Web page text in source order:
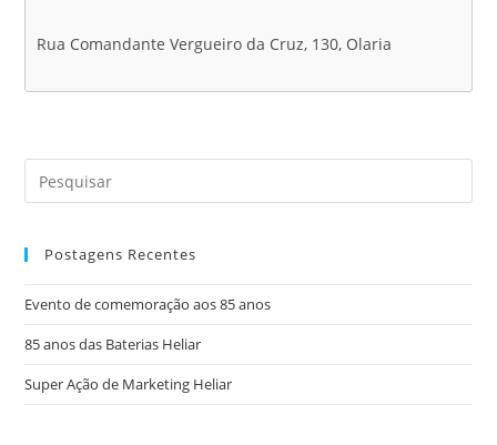
Rua Comandante Vergueiro da Cruz, 130, Olaria
Postagens Recentes
Evento de comemoração aos 85 anos
85 anos das Baterias Heliar
Super Ação de Marketing Heliar